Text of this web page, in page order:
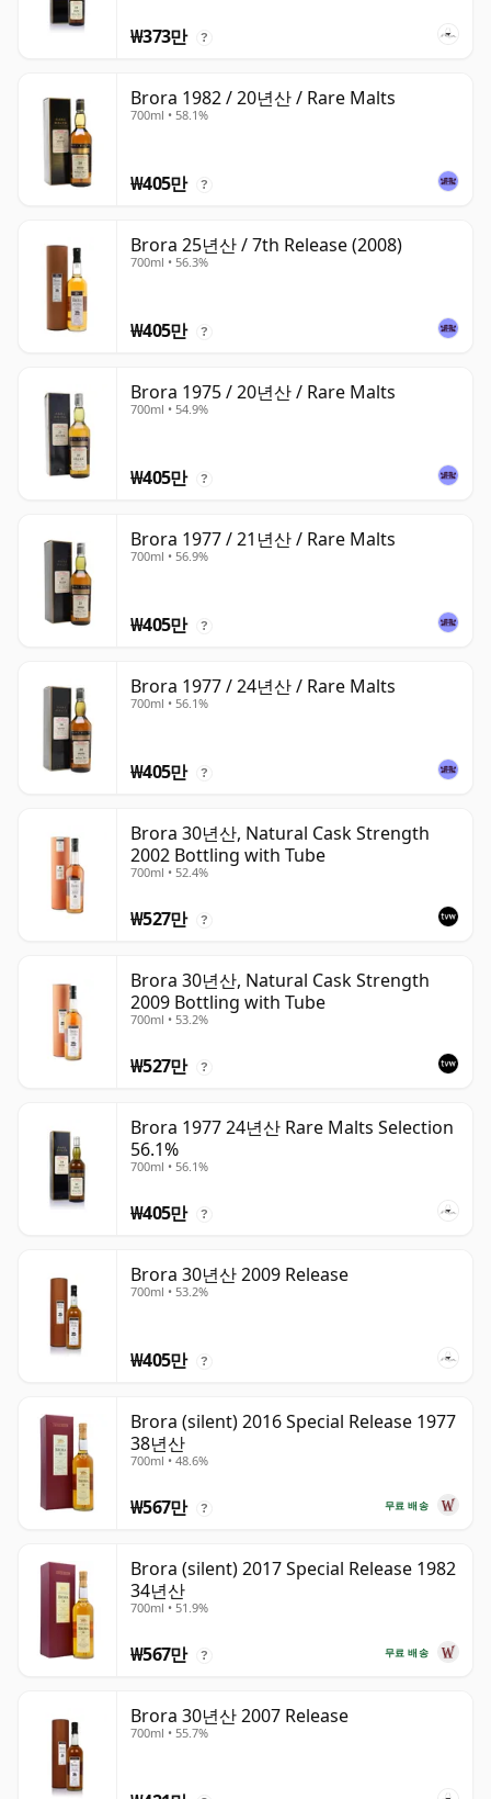
₩373만 ?
Brora 1982 / 20년산 / Rare Malts
700ml • 58.1%
₩405만 ?
Brora 25년산 / 7th Release (2008)
700ml • 56.3%
₩405만 ?
Brora 1975 / 20년산 / Rare Malts
700ml • 54.9%
₩405만 ?
Brora 1977 / 21년산 / Rare Malts
700ml • 56.9%
₩405만 ?
Brora 1977 / 24년산 / Rare Malts
700ml • 56.1%
₩405만 ?
Brora 30년산, Natural Cask Strength
2002 Bottling with Tube
700ml • 52.4%
₩527만 ?
Brora 30년산, Natural Cask Strength
2009 Bottling with Tube
700ml • 53.2%
₩527만 ?
Brora 1977 24년산 Rare Malts Selection
56.1%
700ml • 56.1%
₩405만 ?
Brora 30년산 2009 Release
700ml • 53.2%
₩405만 ?
Brora (silent) 2016 Special Release 1977
38년산
700ml • 48.6%
무료 배송
₩567만 ?
Brora (silent) 2017 Special Release 1982
34년산
700ml • 51.9%
무료 배송
₩567만 ?
Brora 30년산 2007 Release
700ml • 55.7%